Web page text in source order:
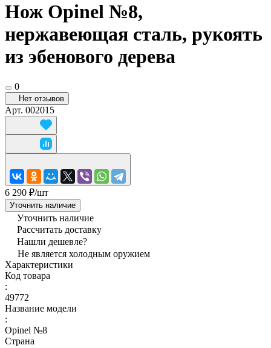
Нож Opinel №8,
нержавеющая сталь, рукоять
из эбенового дерева
0
Нет отзывов
Арт. 002015
6 290 ₽/шт
Уточнить наличие
Уточнить наличие
Рассчитать доставку
Нашли дешевле?
Не является холодным оружием
Характеристики
Код товара
:
49772
Название модели
:
Opinel №8
Страна